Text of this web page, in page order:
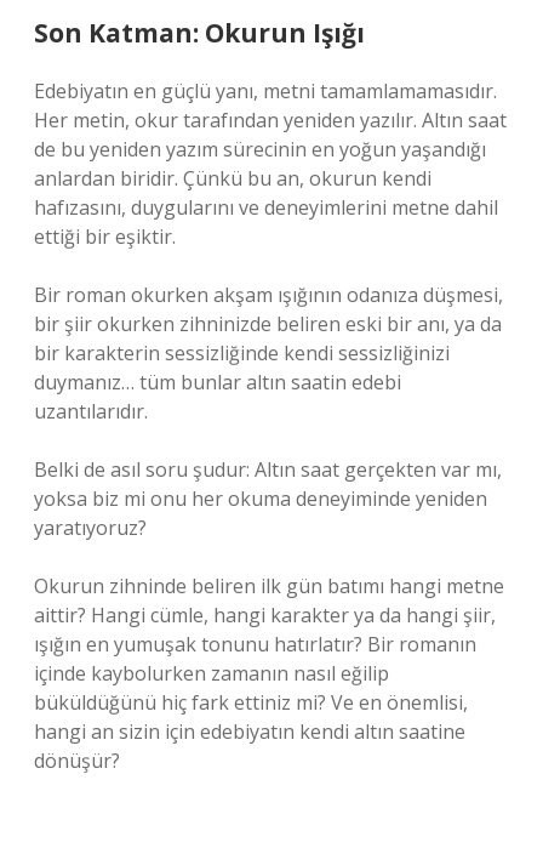
Son Katman: Okurun Işığı
Edebiyatın en güçlü yanı, metni tamamlamamasıdır.
Her metin, okur tarafından yeniden yazılır. Altın saat
de bu yeniden yazım sürecinin en yoğun yaşandığı
anlardan biridir. Çünkü bu an, okurun kendi
hafızasını, duygularını ve deneyimlerini metne dahil
ettiği bir eşiktir.
Bir roman okurken akşam ışığının odanıza düşmesi,
bir şiir okurken zihninizde beliren eski bir anı, ya da
bir karakterin sessizliğinde kendi sessizliğinizi
duymanız… tüm bunlar altın saatin edebi
uzantılarıdır.
Belki de asıl soru şudur: Altın saat gerçekten var mı,
yoksa biz mi onu her okuma deneyiminde yeniden
yaratıyoruz?
Okurun zihninde beliren ilk gün batımı hangi metne
aittir? Hangi cümle, hangi karakter ya da hangi şiir,
ışığın en yumuşak tonunu hatırlatır? Bir romanın
içinde kaybolurken zamanın nasıl eğilip
büküldüğünü hiç fark ettiniz mi? Ve en önemlisi,
hangi an sizin için edebiyatın kendi altın saatine
dönüşür?